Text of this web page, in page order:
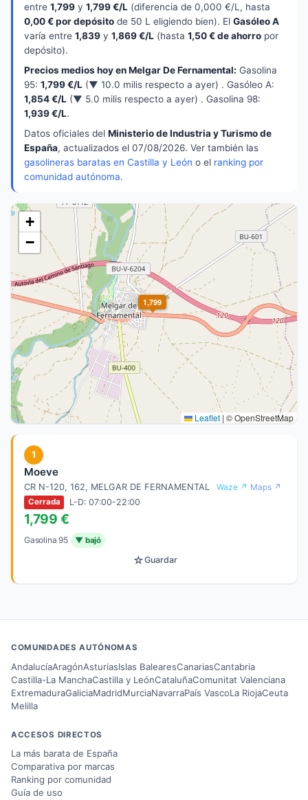
entre 1,799 y 1,799 €/L (diferencia de 0,000 €/L, hasta
0,00 € por depósito de 50 L eligiendo bien). El Gasóleo A
varía entre 1,839 y 1,869 €/L (hasta 1,50 € de ahorro por
depósito).
Precios medios hoy en Melgar De Fernamental: Gasolina
95: 1,799 €/L (▼ 10.0 milis respecto a ayer) . Gasóleo A:
1,854 €/L (▼ 5.0 milis respecto a ayer) . Gasolina 98:
1,939 €/L.
Datos oficiales del Ministerio de Industria y Turismo de
España, actualizados el 07/08/2026. Ver también las
gasolineras baratas en Castilla y León o el ranking por
comunidad autónoma.
1,799
+
−
Leaflet | © OpenStreetMap
1
Moeve
CR N-120, 162, MELGAR DE FERNAMENTAL Waze ↗ Maps ↗
Cerrada L-D: 07:00-22:00
1,799 €
Gasolina 95 ▼ bajó
☆Guardar
COMUNIDADES AUTÓNOMAS
AndalucíaAragónAsturiasIslas BalearesCanariasCantabria
Castilla-La ManchaCastilla y LeónCataluñaComunitat Valenciana
ExtremaduraGaliciaMadridMurciaNavarraPaís VascoLa RiojaCeuta
Melilla
ACCESOS DIRECTOS
La más barata de España
Comparativa por marcas
Ranking por comunidad
Guía de uso